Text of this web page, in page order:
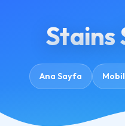
Stains
Ana Sayfa